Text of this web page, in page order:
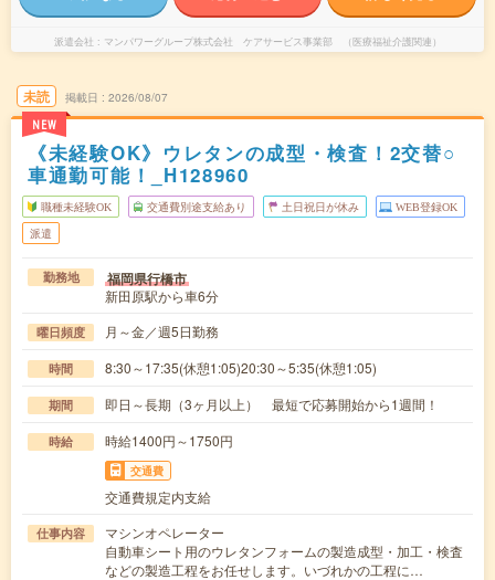
派遣会社 マンパワーグループ株式会社 ケアサービス事業部 （医療福祉介護関連）
未読
NEW
掲載日 2026/08/07
《未経験OK》ウレタンの成型・検査！2交替○
車通勤可能！_H128960
職種未経験OK 交通費別途支給あり 土日祝日が休み WEB登録OK
派遣
勤務地 福岡県行橋市
新田原駅から車6分
曜日頻度 月～金／週5日勤務
時間 8:30～17:35(休憩1:05)20:30～5:35(休憩1:05)
期間 即日～長期（3ヶ月以上） 最短で応募開始から1週間！
時給 時給1400円～1750円
交通費
交通費規定内支給
仕事内容
マシンオペレーター
自動車シート用のウレタンフォームの製造成型・加工・検査
などの製造工程をお任せします。いづれかの工程に…